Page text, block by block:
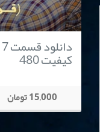
کیفیت 480
15,000 تومان